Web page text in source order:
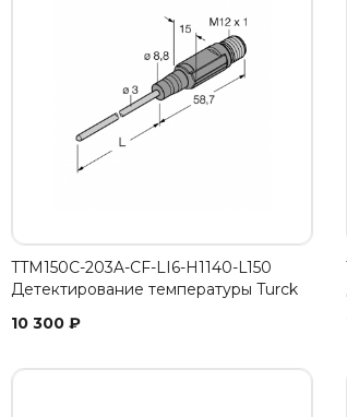
TTM150C-203A-CF-LI6-H1140-L150
Детектирование температуры Turck
10 300 ₽